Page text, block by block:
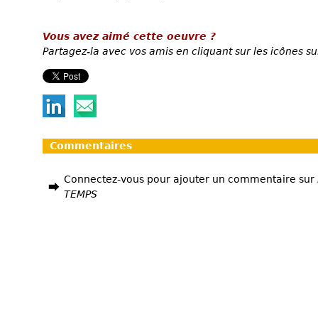
Vous avez aimé cette oeuvre ?
Partagez-la avec vos amis en cliquant sur les icônes
Commentaires
Connectez-vous pour ajouter un commentaire sur
TEMPS